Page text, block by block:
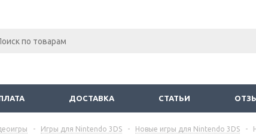
ДОСТАВКА СТАТЬИ
- Игры для Nintendo 3DS - Новые игры для Nintendo 3DS -